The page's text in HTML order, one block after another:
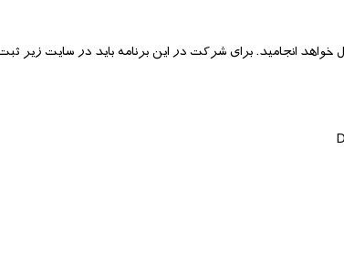
انجامید. برای شرکت در این برنامه باید در سایت زیر